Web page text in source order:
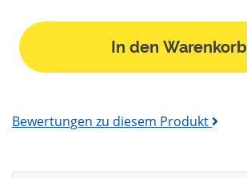
In den Warenkorb
Bewertungen zu diesem Produkt